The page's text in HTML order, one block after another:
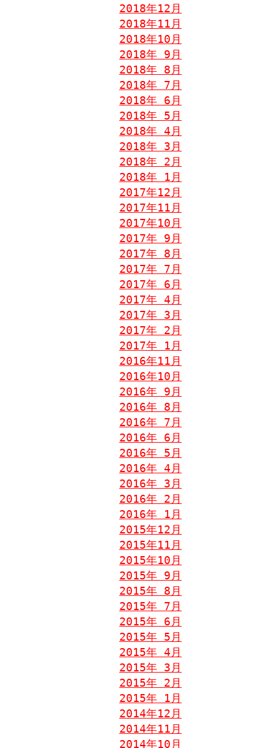
2018年12月
2018年11月
2018年10月
2018年 9月
2018年 8月
2018年 7月
2018年 6月
2018年 5月
2018年 4月
2018年 3月
2018年 2月
2018年 1月
2017年12月
2017年11月
2017年10月
2017年 9月
2017年 8月
2017年 7月
2017年 6月
2017年 4月
2017年 3月
2017年 2月
2017年 1月
2016年11月
2016年10月
2016年 9月
2016年 8月
2016年 7月
2016年 6月
2016年 5月
2016年 4月
2016年 3月
2016年 2月
2016年 1月
2015年12月
2015年11月
2015年10月
2015年 9月
2015年 8月
2015年 7月
2015年 6月
2015年 5月
2015年 4月
2015年 3月
2015年 2月
2015年 1月
2014年12月
2014年11月
2014年10月